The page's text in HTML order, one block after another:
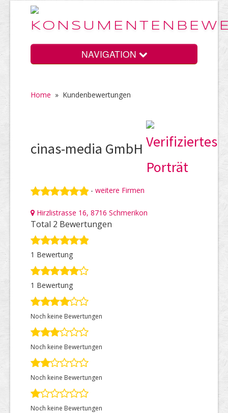
NAVIGATION
Home
HELP Awards
Top Firmen
Über uns
Home » Kundenbewertungen
cinas-media GmbH
- weitere Firmen
Hirzlistrasse 16, 8716 Schmerikon
Total 2 Bewertungen
1 Bewertung
1 Bewertung
Noch keine Bewertungen
Noch keine Bewertungen
Noch keine Bewertungen
Noch keine Bewertungen